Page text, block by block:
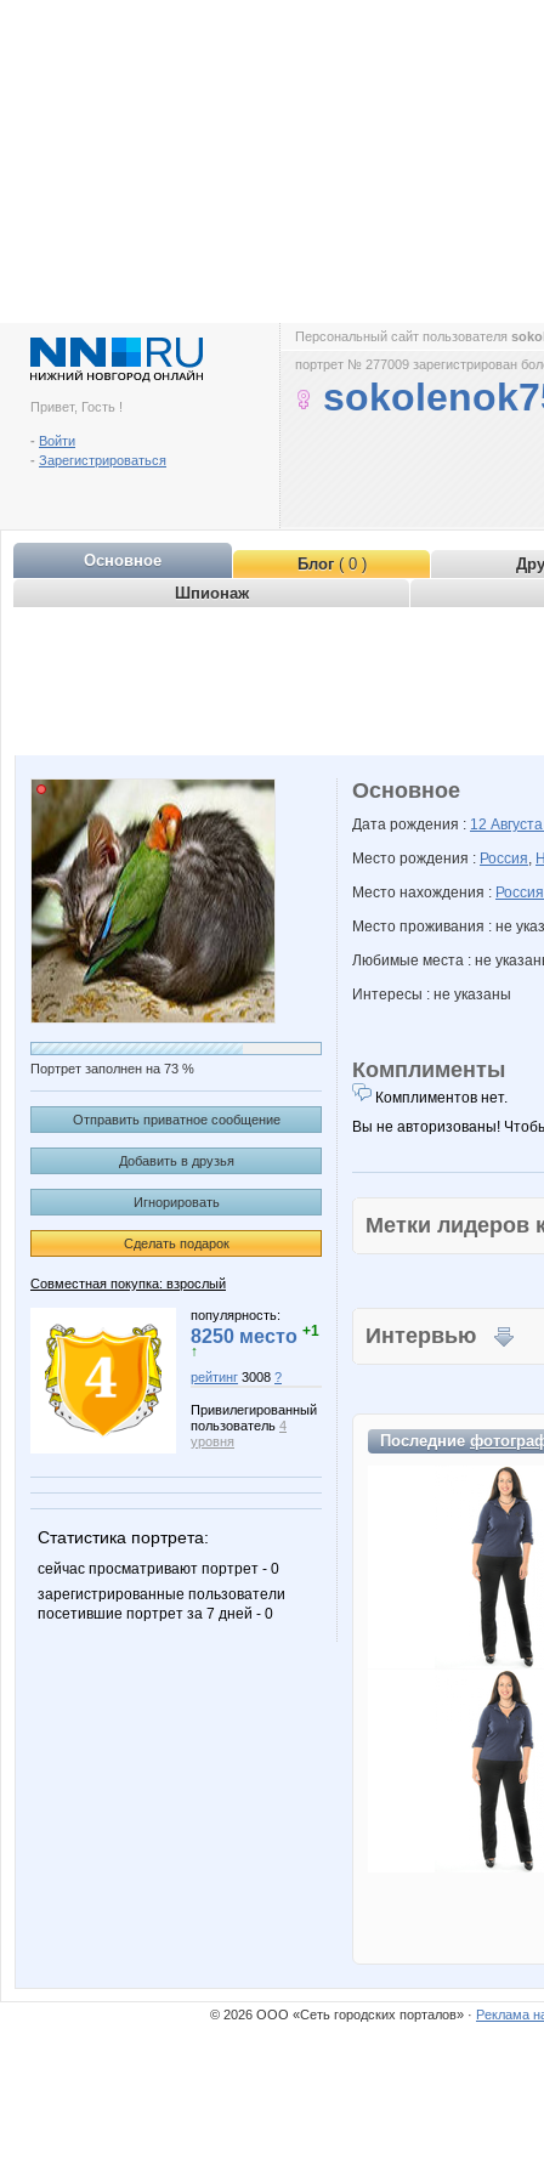
Привет, Гость !
- Войти
- Зарегистрироваться
Персональный сайт пользователя
портрет № 277009 зарегистрирован
Основное Блог( 0 )
Шпионаж
Портрет заполнен на 73 %
Отправить приватное сообщение
Добавить в друзья
Игнорировать
Сделать подарок
Совместная покупка: взрослый
популярность:
8250 место +1
↑
рейтинг 3008 ?
Привилегированный
пользователь 4
уровня
Статистика портрета:
сейчас просматривают портрет - 0
зарегистрированные пользователи
посетившие портрет за 7 дней - 0
Основное
Дата рождения : 12
Место рождения : Россия,
Место нахождения : Россия
Место проживания : не
Любимые места : не
Интересы : не указаны
Комплименты
Комплиментов нет.
Вы не авторизованы!
Метки
Интервью
Последние
© 2026 ООО «Сеть городских порталов» · Реклама